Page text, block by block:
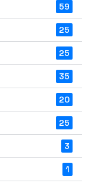
59
25
25
35
20
25
3
1